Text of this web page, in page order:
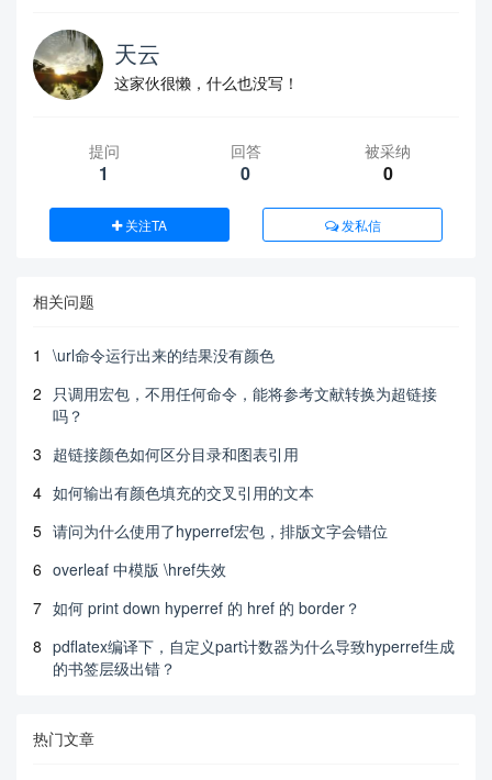
    {a_{11} } & {a_{12} } & {a_{13} }  \\
    {a_{21} } & {a_{22} } & {a_{23} }  \\
    {a_{31} } & {a_{32} } & {a_{33} }  \\
\end{pmatrix}
\lipsum[9]
p_{j}=\begin{cases} 0,&\text{if $j$ is odd}\\
\]
\arcsin \theta  =
\mathop{{\int\!\!\!\!\!\int\!\!\!\!\!\int}} \limi
ts_\varphi
{\mathop {\lim }\limits_{x \to \infty } \frac
{{n!}}{{r!\left( {n - r}
            \right)!}}} \eqno (1)
\]
\section{Calculating and Simplifying the Model  }
\lipsum[6]
天云
这家伙很懒，什么也没写！
提问
1
回答
0
被采纳
0
关注TA 发私信
相关问题
1
\url命令运行出来的结果没有颜色
2 只调用宏包，不用任何命令，能将参考文献转换为超链接
吗？
3 超链接颜色如何区分目录和图表引用
4 如何输出有颜色填充的交叉引用的文本
5 请问为什么使用了hyperref宏包，排版文字会错位
6 overleaf 中模版 \href失效
7 如何 print down hyperref 的 href 的 border？
8 pdflatex编译下，自定义part计数器为什么导致hyperref生成
的书签层级出错？
热门文章